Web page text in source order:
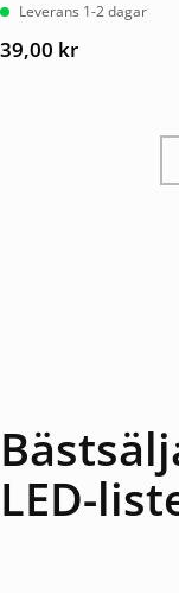
Leverans 1-2 dagar
39,00 kr
LED-